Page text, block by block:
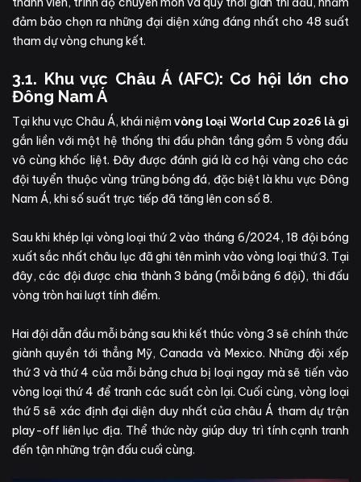
đảm bảo chọn ra những đại diện xứng đáng nhất cho 48 suất
tham dự vòng chung kết.
3.1. Khu vực Châu Á (AFC): Cơ hội lớn cho
Đông Nam Á
Tại khu vực Châu Á, khái niệmvòng loại World Cup 2026 là gì
gắn liền với một hệ thống thi đấu phân tầng gồm 5 vòng đấu
vô cùng khốc liệt. Đây được đánh giá là cơ hội vàng cho các
đội tuyển thuộc vùng trũng bóng đá, đặc biệt là khu vực Đông
Nam Á, khi số suất trực tiếp đã tăng lên con số 8.
Sau khi khép lại vòng loại thứ 2 vào tháng 6/2024, 18 đội bóng
xuất sắc nhất châu lục đã ghi tên mình vào vòng loại thứ 3. Tại
đây, các đội được chia thành 3 bảng (mỗi bảng 6 đội), thi đấu
vòng tròn hai lượt tính điểm.
Hai đội dẫn đầu mỗi bảng sau khi kết thúc vòng 3 sẽ chính thức
giành quyền tới thẳng Mỹ, Canada và Mexico. Những đội xếp
thứ 3 và thứ 4 của mỗi bảng chưa bị loại ngay mà sẽ tiến vào
vòng loại thứ 4 để tranh các suất còn lại. Cuối cùng, vòng loại
thứ 5 sẽ xác định đại diện duy nhất của châu Á tham dự trận
play-off liên lục địa. Thể thức này giúp duy trì tính cạnh tranh
đến tận những trận đấu cuối cùng.